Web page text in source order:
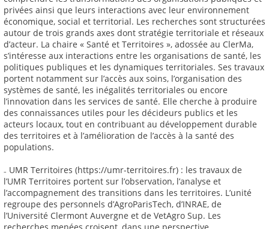
privées ainsi que leurs interactions avec leur environnement
économique, social et territorial. Les recherches sont structurées
autour de trois grands axes dont stratégie territoriale et réseaux
d’acteur. La chaire « Santé et Territoires », adossée au ClerMa,
s’intéresse aux interactions entre les organisations de santé, les
politiques publiques et les dynamiques territoriales. Ses travaux
portent notamment sur l’accès aux soins, l’organisation des
systèmes de santé, les inégalités territoriales ou encore
l’innovation dans les services de santé. Elle cherche à produire
des connaissances utiles pour les décideurs publics et les
acteurs locaux, tout en contribuant au développement durable
des territoires et à l’amélioration de l’accès à la santé des
populations.
₋ UMR Territoires (https://umr-territoires.fr) : les travaux de
l’UMR Territoires portent sur l’observation, l’analyse et
l’accompagnement des transitions dans les territoires. L’unité
regroupe des personnels d’AgroParisTech, d’INRAE, de
l’Université Clermont Auvergne et de VetAgro Sup. Les